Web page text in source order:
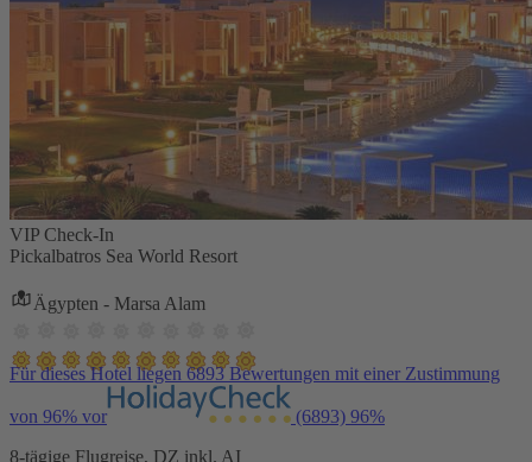
VIP Check-In
Pickalbatros Sea World Resort
Ägypten - Marsa Alam
Für dieses Hotel liegen 6893 Bewertungen mit einer Zustimmung
von 96% vor (6893) 96%
8-tägige Flugreise, DZ inkl. AI